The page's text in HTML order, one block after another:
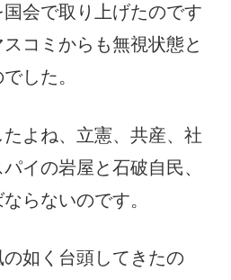
会で取り上げたのです
コミからも無視状態と
した。
よね、立憲、共産、社
イの岩屋と石破自民、
らないのです。
如く台頭してきたの